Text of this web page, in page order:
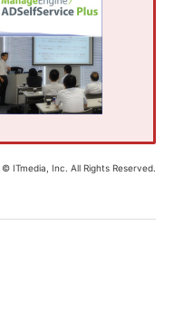
ITmedia, Inc. All Rights Reserved.